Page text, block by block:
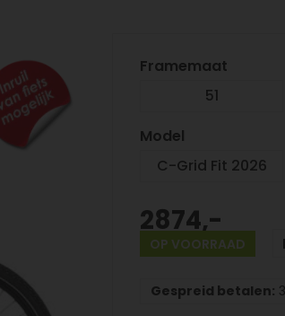
Framemaat
51
Model
C-Grid Fit 2026
2874,-
OP VOORRAAD
Gespreid betalen: